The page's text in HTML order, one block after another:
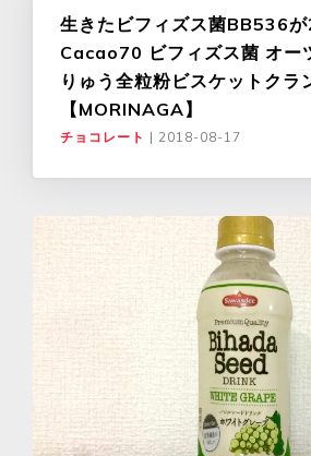
生きたビフィズス菌BB536
Cacao70 ビフィズス菌 オー
りゅう全粒粉ビスケットクラ
【MORINAGA】
チョコレート | 2018-08-17